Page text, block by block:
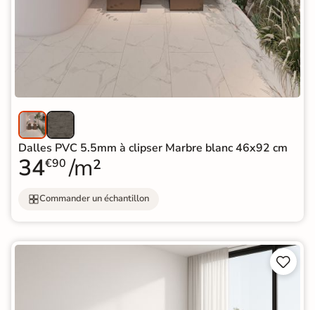
Dalles PVC 5.5mm à clipser Marbre blanc 46x92 cm
34€90 /m²
Commander un échantillon

